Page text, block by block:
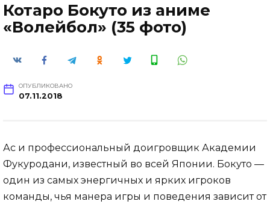
Котаро Бокуто из аниме
«Волейбол» (35 фото)
ОПУБЛИКОВАНО
07.11.2018
Ас и профессиональный доигровщик Академии
Фукуродани, известный во всей Японии. Бокуто —
один из самых энергичных и ярких игроков
команды, чья манера игры и поведения зависит от